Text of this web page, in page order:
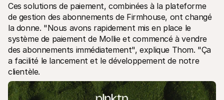
Ces solutions de paiement, combinées à la plateforme
de gestion des abonnements de Firmhouse, ont changé
la donne. "Nous avons rapidement mis en place le
système de paiement de Mollie et commencé à vendre
des abonnements immédiatement", explique Thom. "Ça
a facilité le lancement et le développement de notre
clientèle.